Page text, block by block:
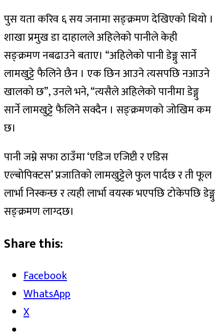
पुस यता करिव ६ सय जनामा सङ्क्रमण देखिएको थियो ।
शाखा प्रमुख डा दाहालले अहिलेको पानीले केही
सङ्क्रमण नबढाउने बताए। “अहिलेको पानी डेङ्गु सार्ने
लामखुट्टे फैलिने छैन । एक छिन आउने त्यसपछि नआउने
खालको छ”, उनले भने, “त्यसैले अहिलेको पानीमा डेङ्गु
सार्ने लामखुट्टे फैलिने सक्दैन । सङ्क्रमणको जोखिम कम
छ।
पानी जम्ने सफा ठाउँमा ‘एडिज एजिप्टी र एडिस
एल्बोपिक्टस’ प्रजातिको लामखुट्टेले फुल पार्दछ र ती फूल
लार्भा निस्कन्छ र त्यही लार्भा वयस्क भएपछि टोकेपछि डेङ्गु
सङ्क्रमण लाग्दछ।
Share this:
Facebook
WhatsApp
X